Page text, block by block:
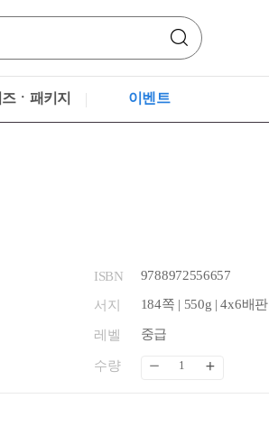
ㆍ패키지 이벤트
ISBN 9788972556657
서지 184쪽 | 550g | 4x6배판
레벨 중급
수량